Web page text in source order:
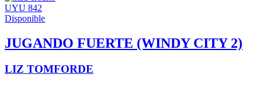
UYU 842
Disponible
JUGANDO FUERTE (WINDY CITY 2)
LIZ TOMFORDE